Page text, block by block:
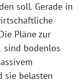
soll. Gerade in
Pläne zur
sind bodenlos
sie belasten